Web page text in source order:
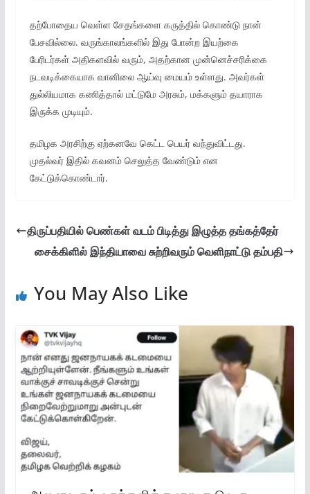
தற்போதைய வெள்ள சேதங்களை கருத்தில் கொண்டு நான்
பேசவில்லை. வருங்காலங்களில் இது போன்ற இயற்கை
பேரிடர்கள் அதிகளவில் வரும், அதற்கான முன்னெச்சரிக்கை
நடவடிக்கையாக வானிலை ஆய்வு மையம் உள்ளது. அவர்கள்
துல்லியமாக கணித்தால் மட்டுமே அரசும், மக்களும் தயாராக
இருக்க முடியும்.
தமிழக அரசிற்கு ஏற்கனவே கெட்ட பெயர் வந்துவிட்டது.
முதல்வர் இதில் கவனம் செலுத்த வேண்டும் என
கேட்டுக்கொண்டார்.
திருப்பதியில் பெண்கள் வடம் பிடித்து இழுத்த தங்கத்தேர்
சைக்கிளில் இந்தியாவை சுற்றிவரும் வெளிநாட்டு தம்பதி
You May Also Like